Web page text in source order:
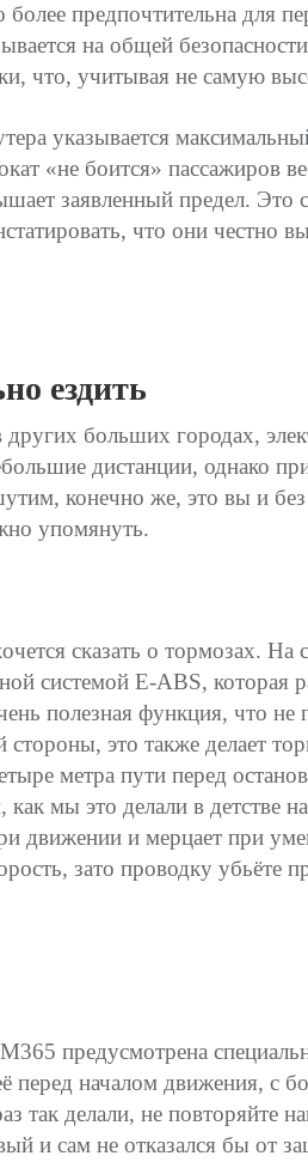
более предпочтительна для
на общей
что, учитывая не самую
указывается
«не боится» пассажиров
заявленный предел. Это
что они честно
ездить
больших городах,
дистанции, однако
конечно же, это вы и
упомянуть.
сказать о тормозах.
системой E-ABS, которая
полезная функция, что не
стороны, это также делает
метра пути перед
как мы это делали в
движении и мерцает при
зато проводку убьёте
предусмотрена
перед началом движения, с
так делали, не повторяйте
и сам не отказался бы